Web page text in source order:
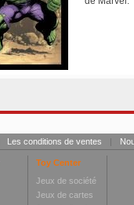
Les conditions de ventes |
Toy Center
Jeux de société
Jeux de cartes